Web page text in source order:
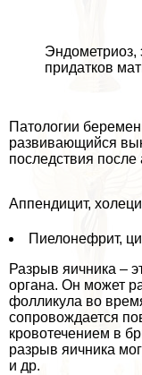
Эндометриоз,
придатков
Патологии
развивающийся
последствия после
Аппендицит,
Пиелонефрит,
Разрыв яичника –
органа. Он может
фолликула во
сопровождается
кровотечением в
разрыв яичника
и др.